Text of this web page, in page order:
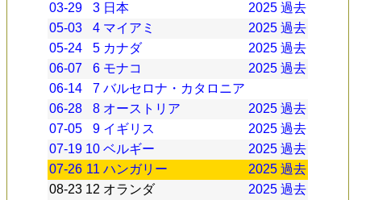
03-29
3 日本 2025 過去
05-03
4 マイアミ 2025 過去
05-24
5 カナダ 2025 過去
06-07
6 モナコ 2025 過去
06-14
7 バルセロナ・カタロニア
06-28
8 オーストリア 2025 過去
07-05
9 イギリス 2025 過去
07-19 10 ベルギー 2025 過去
07-26 11 ハンガリー 2025 過去
08-23 12 オランダ 2025 過去